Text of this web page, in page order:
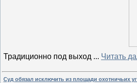
Традиционно под выход ... Читать
Суд обязал исключить из площади охотничьих